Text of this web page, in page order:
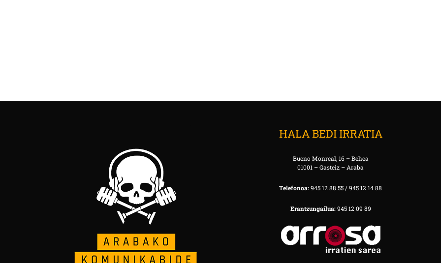
HALA BEDI IRRATIA
Bueno Monreal, 16 – Behea
01001 – Gasteiz – Araba
Telefonoa:945 12 88 55 / 945 12 14 88
Erantzungailua:945 12 09 89